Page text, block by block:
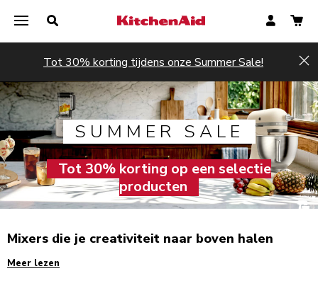
Tot 30% korting tijdens onze Summer Sale!
SUMMER SALE
Tot 30% korting op een selectie
producten
Mixers die je creativiteit naar boven halen
Meer lezen